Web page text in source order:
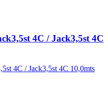
4C / Jack3,5st 4C